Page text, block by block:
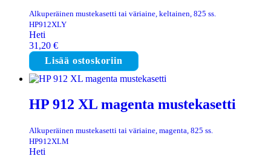
Alkuperäinen mustekasetti tai väriaine, keltainen, 825 ss.
HP912XLY
Heti
31,20 €
Lisää ostoskoriin
HP 912 XL magenta mustekasetti
Alkuperäinen mustekasetti tai väriaine, magenta, 825 ss.
HP912XLM
Heti